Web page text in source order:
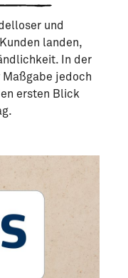
und
landen,
In der
Maßgabe jedoch
ersten Blick